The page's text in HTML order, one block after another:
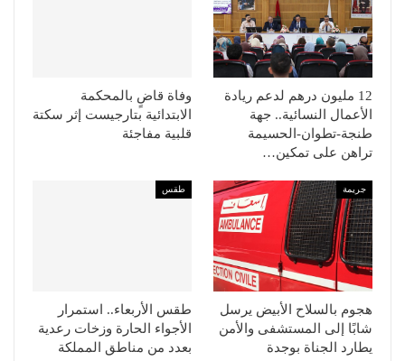
12 مليون درهم لدعم ريادة
الأعمال النسائية.. جهة
طنجة-تطوان-الحسيمة
تراهن على تمكين…
وفاة قاضٍ بالمحكمة
الابتدائية بتارجيست إثر سكتة
قلبية مفاجئة
جريمة
هجوم بالسلاح الأبيض يرسل
شابًا إلى المستشفى والأمن
يطارد الجناة بوجدة
طقس
طقس الأربعاء.. استمرار
الأجواء الحارة وزخات رعدية
بعدد من مناطق المملكة